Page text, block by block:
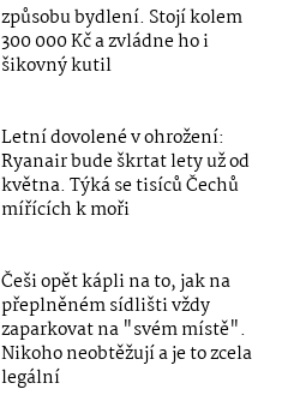
způsobu bydlení. Stojí kolem
300 000 Kč a zvládne ho i
šikovný kutil
Letní dovolené v ohrožení:
Ryanair bude škrtat lety už od
května. Týká se tisíců Čechů
mířících k moři
Češi opět kápli na to, jak na
přeplněném sídlišti vždy
zaparkovat na "svém místě".
Nikoho neobtěžují a je to zcela
legální